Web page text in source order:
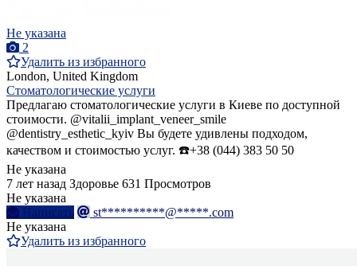
Не указана
2
Удалить из избранного
London, United Kingdom
Стоматологические услуги
Предлагаю стоматологические услуги в Киеве по доступной
стоимости. @vitalii_implant_veneer_smile
@dentistry_esthetic_kyiv Вы будете удивлены подходом,
качеством и стоимостью услуг. ☎️+38 (044) 383 50 50
Не указана
7 лет назад Здоровье 631 Просмотров
Не указана
Написать
st**********@*****.com
Не указана
Удалить из избранного